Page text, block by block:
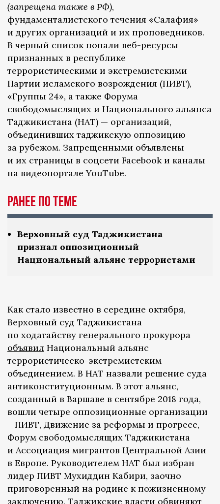
(запрещена также в РФ),
фундаменталистского течения «Салафия»
и других организаций и их проповедников.
В черный список попали веб-ресурсы
признанных в республике
террористическими и экстремистскими
Партии исламского возрождения (ПИВТ),
«Группы 24», а также Форума
свободомыслящих и Национального альянса
Таджикистана (НАТ) — организаций,
объединивших таджикскую оппозицию
за рубежом. Запрещенными объявлены
и их страницы в соцсети Facebook и каналы
на видеопортале YouTube.
Ранее по теме
Верховный суд Таджикистана
признал оппозиционный
Национальный альянс террористами
Как стало известно в середине октября,
Верховный суд Таджикистана
по ходатайству генерального прокурора
объявил Национальный альянс
террористическо-экстремистским
объединением. В НАТ назвали решение суда
антиконституционным. В этот альянс,
созданный в Варшаве в сентябре 2018 года,
вошли четыре оппозиционные организации
– ПИВТ, Движение за реформы и прогресс,
Форум свободомыслящих Таджикистана
и Ассоциация мигрантов Центральной Азии
в Европе. Руководителем НАТ был избран
лидер ПИВТ Мухиддин Кабири, заочно
приговоренный на родине к пожизненному
заключению. Таджикские власти обвиняют